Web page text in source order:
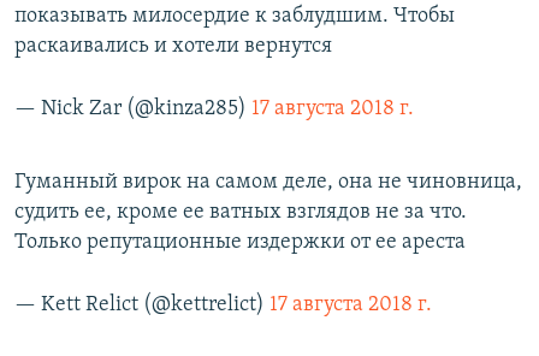
показывать милосердие к заблудшим. Чтобы
раскаивались и хотели вернутся
— Nick Zar (@kinza285) 17 августа 2018 г.
Гуманный вирок на самом деле, она не чиновница,
судить ее, кроме ее ватных взглядов не за что.
Только репутационные издержки от ее ареста
— Kett Relict (@kettrelict) 17 августа 2018 г.